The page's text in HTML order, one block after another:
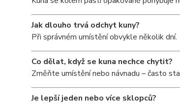
Jak dlouho trvá odchyt kuny?
Při správném umístění obvykle několik dní.
Co dělat, když se kuna nechce chytit?
Změňte umístění nebo návnadu – často
Je lepší jeden nebo více sklopců?